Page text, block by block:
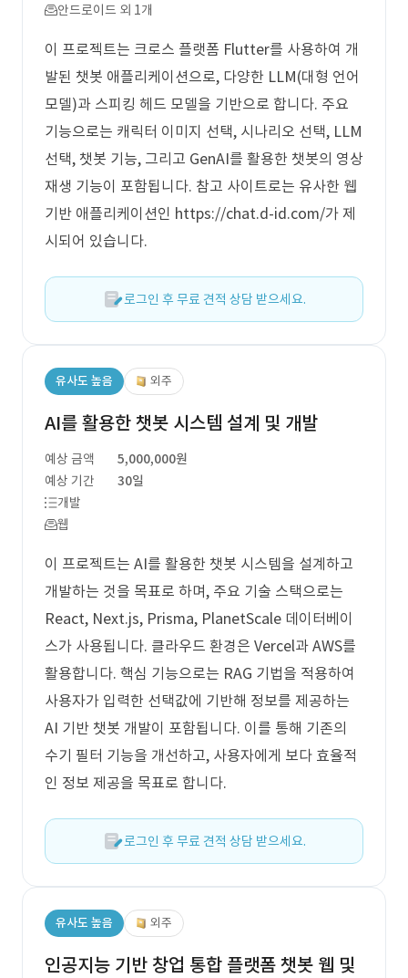
안드로이드 외 1개
이 프로젝트는 크로스 플랫폼 Flutter를 사용하여 개
발된 챗봇 애플리케이션으로, 다양한 LLM(대형 언어
모델)과 스피킹 헤드 모델을 기반으로 합니다. 주요
기능으로는 캐릭터 이미지 선택, 시나리오 선택, LLM
선택, 챗봇 기능, 그리고 GenAI를 활용한 챗봇의 영상
재생 기능이 포함됩니다. 참고 사이트로는 유사한 웹
기반 애플리케이션인 https://chat.d-id.com/가 제
시되어 있습니다.
로그인 후 무료 견적 상담 받으세요.
유사도 높음 외주
AI를 활용한 챗봇 시스템 설계 및 개발
예상 금액
5,000,000원
예상 기간
30일
개발
웹
이 프로젝트는 AI를 활용한 챗봇 시스템을 설계하고
개발하는 것을 목표로 하며, 주요 기술 스택으로는
React, Next.js, Prisma, PlanetScale 데이터베이
스가 사용됩니다. 클라우드 환경은 Vercel과 AWS를
활용합니다. 핵심 기능으로는 RAG 기법을 적용하여
사용자가 입력한 선택값에 기반해 정보를 제공하는
AI 기반 챗봇 개발이 포함됩니다. 이를 통해 기존의
수기 필터 기능을 개선하고, 사용자에게 보다 효율적
인 정보 제공을 목표로 합니다.
로그인 후 무료 견적 상담 받으세요.
유사도 높음 외주
인공지능 기반 창업 통합 플랫폼 챗봇 웹 및